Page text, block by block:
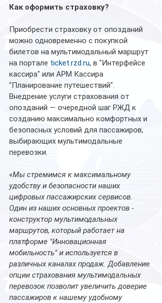
Как оформить страховку?
Приобрести страховку от опозданий
можно одновременно с покупкой
билетов на мультимодальный маршрут
на портале ticket.rzd.ru, в "Интерфейсе
кассира" или АРМ Кассира
"Планирование путешествий".
Внедрение услуги страхования от
опозданий — очередной шаг РЖД к
созданию максимально комфортных и
безопасных условий для пассажиров,
выбирающих мультимодальные
перевозки.
«Мы стремимся к максимальному
удобству и безопасности наших
цифровых пассажирских сервисов.
Один из наших основных проектов -
конструктор мультимодальных
маршрутов, который работает на
платформе "Инновационная
мобильность" и используется в
различных каналах продаж. Добавление
опции страхования мультимодальных
перевозок позволит увеличить доверие
пассажиров к нашему удобному